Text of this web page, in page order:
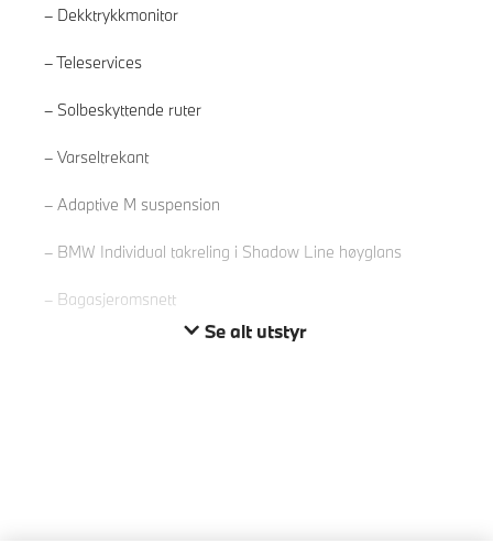
Dekktrykkmonitor
Teleservices
Solbeskyttende ruter
Varseltrekant
Adaptive M suspension
BMW Individual takreling i Shadow Line høyglans
Bagasjeromsnett
Se alt utstyr